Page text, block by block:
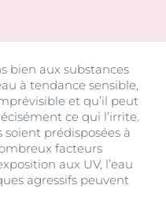
bien aux substances
à tendance sensible,
et qu’il peut
ce qui l’irrite.
prédisposées à
facteurs
aux UV, l’eau
agressifs peuvent